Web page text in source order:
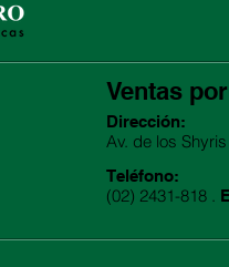
Ventas
Dirección:
Av. de los
Teléfono:
(02) 2431-818 .